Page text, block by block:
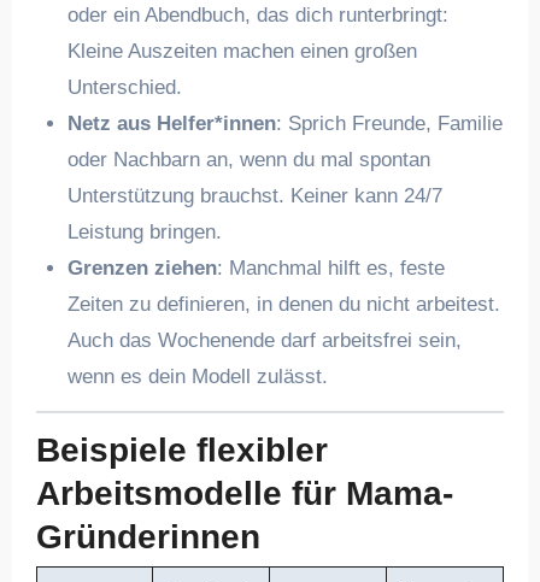
oder ein Abendbuch, das dich runterbringt:
Kleine Auszeiten machen einen großen
Unterschied.
Netz aus Helfer*innen: Sprich Freunde, Familie
oder Nachbarn an, wenn du mal spontan
Unterstützung brauchst. Keiner kann 24/7
Leistung bringen.
Grenzen ziehen: Manchmal hilft es, feste
Zeiten zu definieren, in denen du nicht arbeitest.
Auch das Wochenende darf arbeitsfrei sein,
wenn es dein Modell zulässt.
Beispiele flexibler
Arbeitsmodelle für Mama-
Gründerinnen